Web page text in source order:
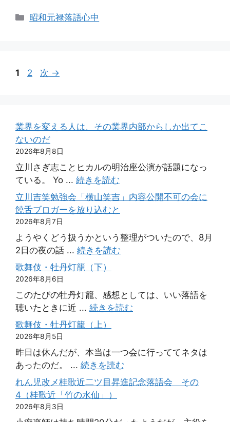
カ
ー
昭和元禄落語心中
ペ
1
ペ
2 次 →
業界を変える人は、その業界内部からしか出てこ
ないのだ
2026年8月8日
立川さぎ志ことヒカルの明治座公演が話題になっ
ている。 Yo ... 続きを読む
立川吉笑勉強会「横山笑吉」内容公開不可の会に
饒舌ブロガーを放り込むと
2026年8月7日
ようやくどう扱うかという整理がついたので、8月
2日の夜の話 ... 続きを読む
歌舞伎・牡丹灯籠（下）
2026年8月6日
このたびの牡丹灯籠、感想としては、いい落語を
聴いたときに近 ... 続きを読む
歌舞伎・牡丹灯籠（上）
2026年8月5日
昨日は休んだが、本当は一つ会に行っててネタは
あったのだ。 ... 続きを読む
れん児改メ桂歌近二ツ目昇進記念落語会 その
4（桂歌近「竹の水仙」）
2026年8月3日